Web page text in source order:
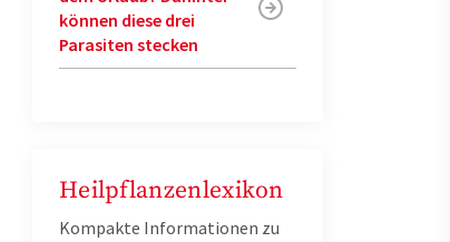
können diese drei
Parasiten stecken
Heilpflanzenlexikon
Kompakte Informationen zu